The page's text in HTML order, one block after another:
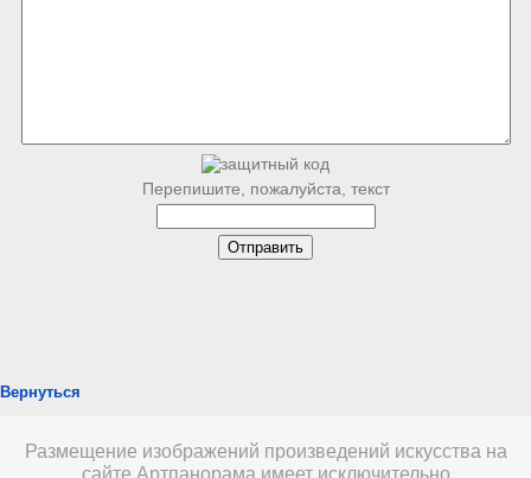
Перепишите, пожалуйста, текст
Вернуться
Размещение изображений произведений искусства на
сайте Артпанорама имеет исключительно